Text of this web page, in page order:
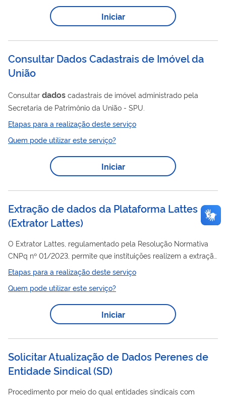
alteração do desconto do Imposto de Renda em seu benefício,
em caso de saída definitiva do país. Este pedido é realizado
Iniciar
Consultar Dados Cadastrais de Imóvel da
União
Consultar dados cadastrais de imóvel administrado pela
Secretaria de Patrimônio da União - SPU.
Etapas para a realização deste serviço
Quem pode utilizar este serviço?
Iniciar
Extração de dados da Plataforma Lattes
(Extrator Lattes)
O Extrator Lattes, regulamentado pela Resolução Normativa
CNPq nº 01/2023, permite que instituições realizem a extração
de conjuntos dedadosde currículos e de grupos de pesquisa
seus respectivos sistemas de informação. Com a criação da
Plataforma Lattes, diversas instituições descontinuaram seus
sistemas próprios informação curricular e passaram a adotar a
ações...
Etapas para a realização deste serviço
Quem pode utilizar este serviço?
Iniciar
Solicitar Atualização de Dados Perenes de
Entidade Sindical(SD)
Procedimento por meio do qual entidades sindicais com